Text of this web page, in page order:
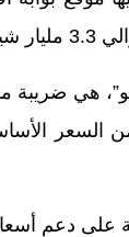
هي
على دعم